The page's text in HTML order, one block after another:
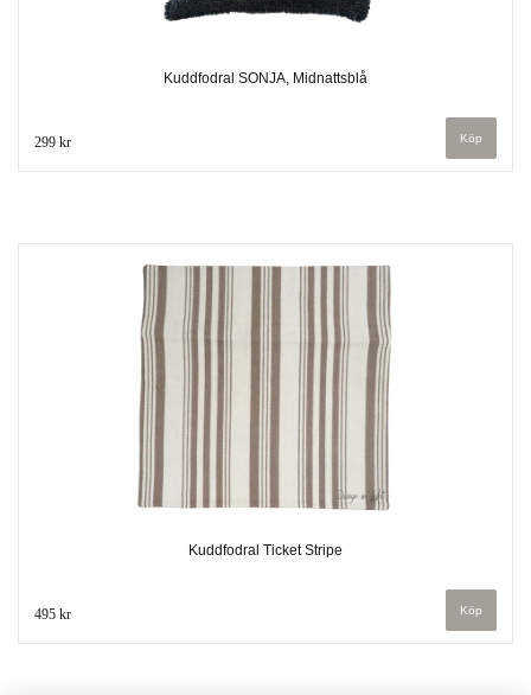
Kuddfodral SONJA, Midnattsblå
299 kr
Kuddfodral Ticket Stripe
495 kr